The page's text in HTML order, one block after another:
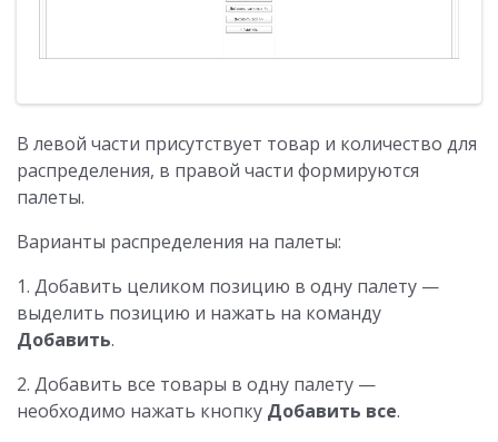
В левой части присутствует товар и количество для
распределения, в правой части формируются
палеты.
Варианты распределения на палеты:
1. Добавить целиком позицию в одну палету —
выделить позицию и нажать на команду
Добавить.
2. Добавить все товары в одну палету —
необходимо нажать кнопку Добавить все.